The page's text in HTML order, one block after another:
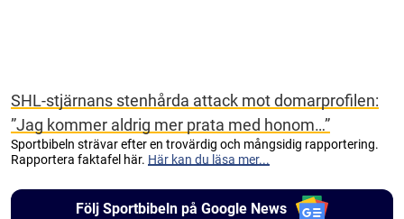
SHL-stjärnans stenhårda attack mot domarprofilen:
”Jag kommer aldrig mer prata med honom…”
Sportbibeln strävar efter en trovärdig och mångsidig rapportering.
Rapportera faktafel här. Här kan du läsa mer...
Följ Sportbibeln på Google News